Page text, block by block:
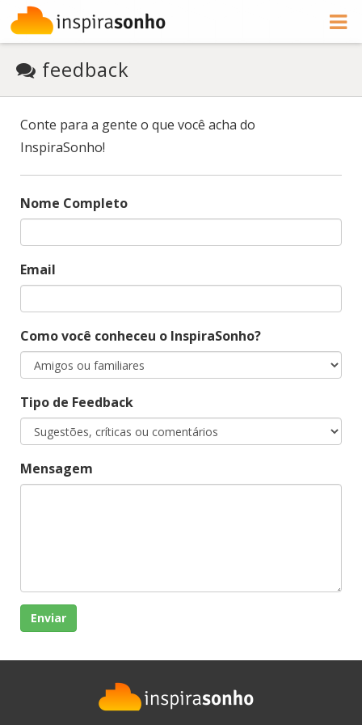
feedback
Conte para a gente o que você acha do
InspiraSonho!
Nome Completo
Email
Como você conheceu o InspiraSonho?
Tipo de Feedback
Mensagem
Enviar